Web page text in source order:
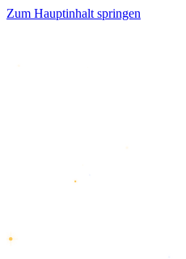
Zum Hauptinhalt springen